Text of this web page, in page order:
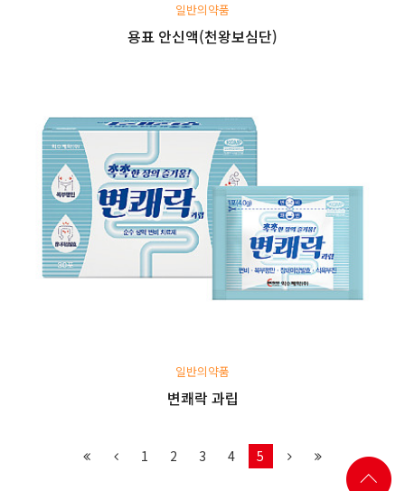
일반의약품
용표 안신액(천왕보심단)
일반의약품
변쾌락 과립
1 2 3 4 5